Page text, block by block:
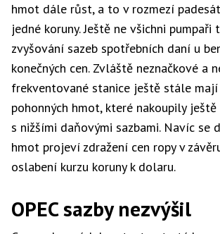
hmot dále růst, a to v rozmezí
jedné koruny. Ještě ne všichni
zvyšování sazeb spotřebních daní u
konečných cen. Zvláště neznačkové a
frekventované stanice ještě stále mají
pohonných hmot, které nakoupily
s nižšími daňovými sazbami. Navíc se
hmot projeví zdražení cen ropy v
oslabení kurzu koruny k dolaru.
OPEC sazby nezvýšil